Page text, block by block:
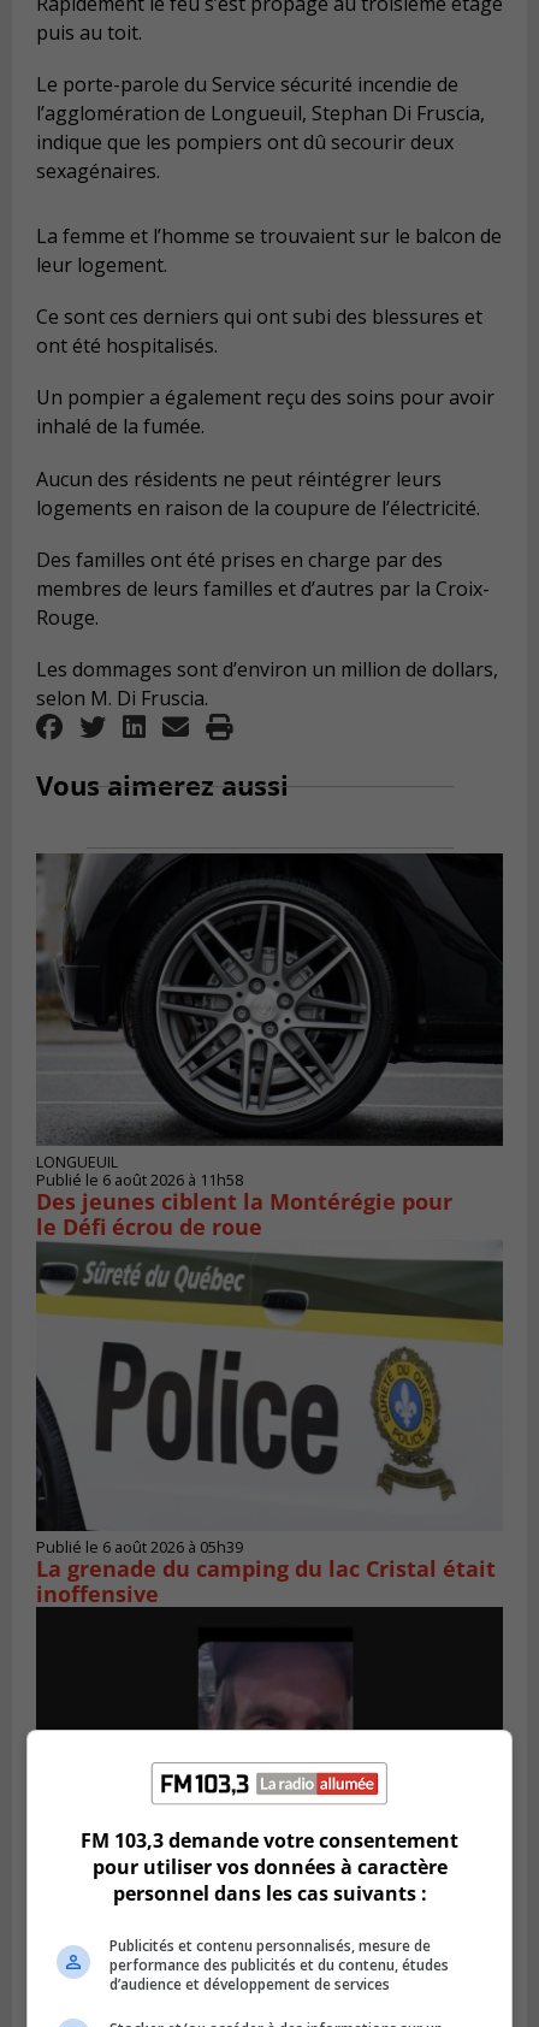
puis au toit.
Le porte-parole du Service sécurité incendie de
l’agglomération de Longueuil, Stephan Di Fruscia,
indique que les pompiers ont dû secourir deux
sexagénaires.
La femme et l’homme se trouvaient sur le balcon de
leur logement.
Ce sont ces derniers qui ont subi des blessures et
ont été hospitalisés.
Un pompier a également reçu des soins pour avoir
inhalé de la fumée.
Aucun des résidents ne peut réintégrer leurs
logements en raison de la coupure de l’électricité.
Des familles ont été prises en charge par des
membres de leurs familles et d’autres par la Croix-
Rouge.
Les dommages sont d’environ un million de dollars,
selon M. Di Fruscia.
Vous aimerez aussi
LONGUEUIL
Publié le 6 août 2026 à 11h58
Des jeunes ciblent la Montérégie pour
le Défi écrou de roue
Publié le 6 août 2026 à 05h39
La grenade du camping du lac Cristal était
inoffensive
La SQ lance un appel à la population pour
retrouver un homme disparu
FM 103,3 demande votre consentement
pour utiliser vos données à caractère
personnel dans les cas suivants :
Publicités et contenu personnalisés, mesure de
performance des publicités et du contenu, études
d’audience et développement de services